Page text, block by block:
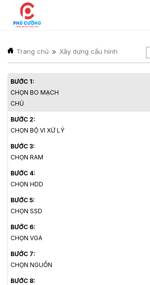
Trang chủ Xây dựng cấu hình
BƯỚC 1:
CHỌN BO MẠCH
CHỦ
BƯỚC 2:
CHỌN BỘ VI XỬ LÝ
BƯỚC 3:
CHỌN RAM
BƯỚC 4:
CHỌN HDD
BƯỚC 5:
CHỌN SSD
BƯỚC 6:
CHỌN VGA
BƯỚC 7:
CHỌN NGUỒN
BƯỚC 8: